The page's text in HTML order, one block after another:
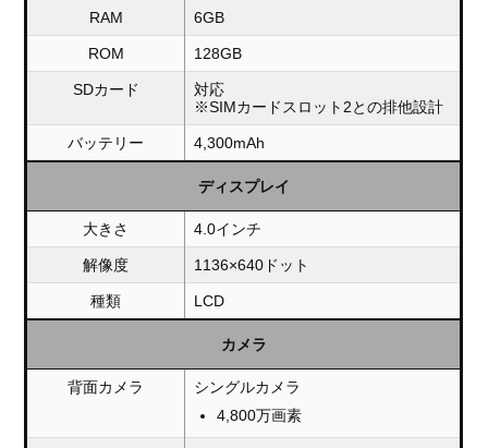
RAM 6GB
ROM 128GB
SDカード
対応
※SIMカードスロット2との排他設計
バッテリー 4,300mAh
ディスプレイ
大きさ 4.0インチ
解像度 1136×640ドット
種類 LCD
カメラ
背面カメラ
シングルカメラ
4,800万画素